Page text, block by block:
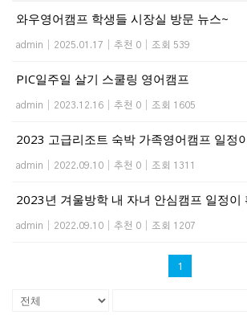
와우영어캠프 학생들 시장실 방문 뉴스~
admin 2025.01.17 추천 0 조회 539
PIC일주일 살기 스쿨링 영어캠프
admin 2023.12.16 추천 0 조회 1605
2023 고급리조트 숙박 가족영어캠프 일정
admin 2022.09.10 추천 0 조회 1311
2023년 겨울방학 내 자녀 안심캠프 일정이
admin 2022.09.10 추천 0 조회 1207
1